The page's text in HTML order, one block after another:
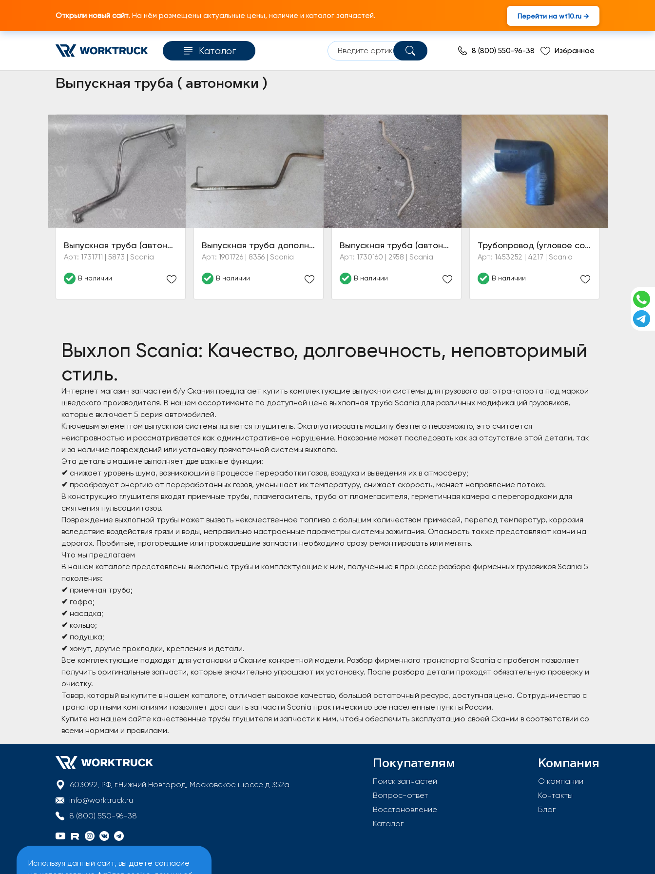
Открыли новый сайт. На нём размещены актуальные цены, наличие и каталог запчастей. Перейти на wt10.ru →
Каталог 8 (800) 550-96-38 Избранное
Используя данный сайт, вы даете согласие
Главная Каталог запчастей Кабина и комплектующие Дополнительный подогреватель кабины Выпускная труба ( автономки )
Выпускная труба ( автономки )
Выпускная труба (автономки) CR
Арт: 1731711 | 5873 | Scania
В наличии
Выпускная труба дополнительного отопителя кабины
Арт: 1901726 | 8356 | Scania
В наличии
Выпускная труба (автономки)
Арт: 1730160 | 2958 | Scania
В наличии
Трубопровод (угловое соединение) дополнительного отопителя кабины
Арт: 1453252 | 4217 | Scania
В наличии
Выхлоп Scania: Качество, долговечность, неповторимый
стиль.
Интернет магазин запчастей б/у Скания предлагает купить комплектующие выпускной системы для грузового автотранспорта под маркой
шведского производителя. В нашем ассортименте по доступной цене выхлопная труба Scania для различных модификаций грузовиков,
которые включает 5 серия автомобилей.
Ключевым элементом выпускной системы является глушитель. Эксплуатировать машину без него невозможно, это считается
неисправностью и рассматривается как административное нарушение. Наказание может последовать как за отсутствие этой детали, так
и за наличие повреждений или установку прямоточной системы выхлопа.
Эта деталь в машине выполняет две важные функции:
✔ снижает уровень шума, возникающий в процессе переработки газов, воздуха и выведения их в атмосферу;
✔ преобразует энергию от переработанных газов, уменьшает их температуру, снижает скорость, меняет направление потока.
В конструкцию глушителя входят приемные трубы, пламегаситель, труба от пламегасителя, герметичная камера с перегородками для
смягчения пульсации газов.
Повреждение выхлопной трубы может вызвать некачественное топливо с большим количеством примесей, перепад температур, коррозия
вследствие воздействия грязи и воды, неправильно настроенные параметры системы зажигания. Опасность также представляют камни на
дорогах. Пробитые, прогоревшие или проржавевшие запчасти необходимо сразу ремонтировать или менять.
Что мы предлагаем
В нашем каталоге представлены выхлопные трубы и комплектующие к ним, полученные в процессе разбора фирменных грузовиков Scania 5
поколения:
✔ приемная труба;
✔ гофра;
✔ насадка;
✔ кольцо;
✔ подушка;
✔ хомут, другие прокладки, крепления и детали.
Все комплектующие подходят для установки в Скание конкретной модели. Разбор фирменного транспорта Scania с пробегом позволяет
получить оригинальные запчасти, которые значительно упрощают их установку. После разбора детали проходят обязательную проверку и
очистку.
Товар, который вы купите в нашем каталоге, отличает высокое качество, большой остаточный ресурс, доступная цена. Сотрудничество с
транспортными компаниями позволяет доставить запчасти Scania практически во все населенные пункты России.
Купите на нашем сайте качественные трубы глушителя и запчасти к ним, чтобы обеспечить эксплуатацию своей Скании в соответствии со
всеми нормами и правилами.
603092, РФ, г.Нижний Новгород, Московское шоссе д 352а
info@worktruck.ru
8 (800) 550-96-38
Покупателям
Поиск запчастей
Вопрос-ответ
Восстановление
Каталог
Компания
О компании
Контакты
Блог